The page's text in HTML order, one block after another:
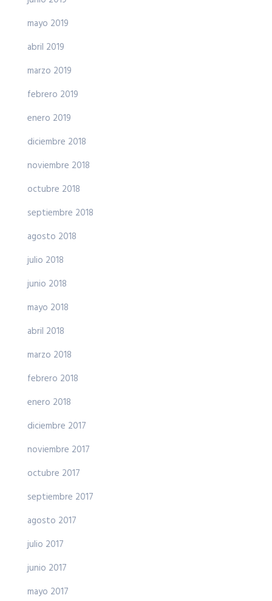
mayo 2019
abril 2019
marzo 2019
febrero 2019
enero 2019
diciembre 2018
noviembre 2018
octubre 2018
septiembre 2018
agosto 2018
julio 2018
junio 2018
mayo 2018
abril 2018
marzo 2018
febrero 2018
enero 2018
diciembre 2017
noviembre 2017
octubre 2017
septiembre 2017
agosto 2017
julio 2017
junio 2017
mayo 2017